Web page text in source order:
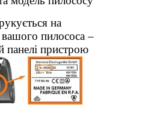
на
пилососа –
панелі пристрою